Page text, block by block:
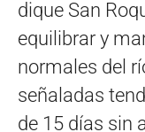
dique San
equilibrar y
normales del
señaladas
de 15 días sin